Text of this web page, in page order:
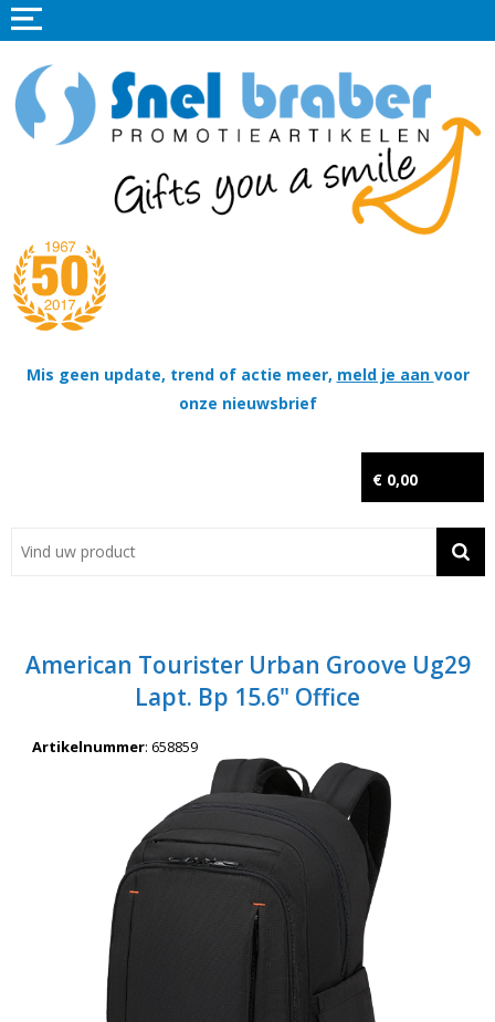
Mis geen update, trend of actie meer, meld je aan voor
onze nieuwsbrief
€ 0,00
Home
Promotieartikelen
Tassen
Thema's
Contact
Wil je snel een advies? Bel nu 053-7920045 of 06-55731304
American Tourister Urban Groove Ug29
Lapt. Bp 15.6" Office
Artikelnummer: 658859